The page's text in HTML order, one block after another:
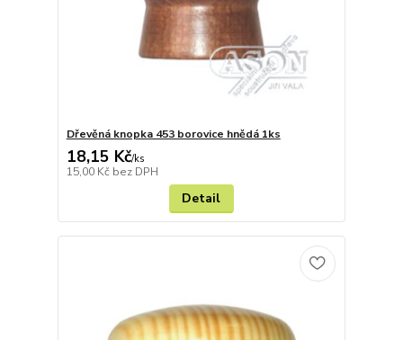
Dřevěná knopka 453 borovice hnědá 1ks
18,15 Kč/ks
15,00 Kč bez DPH
Detail